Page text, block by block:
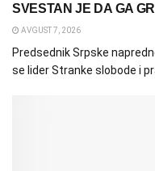
SVESTAN JE DA GA
AVGUST 7, 2026
Predsednik Srpske
se lider Stranke slobode i